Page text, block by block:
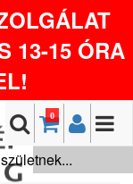
13-15 ÓRA
0